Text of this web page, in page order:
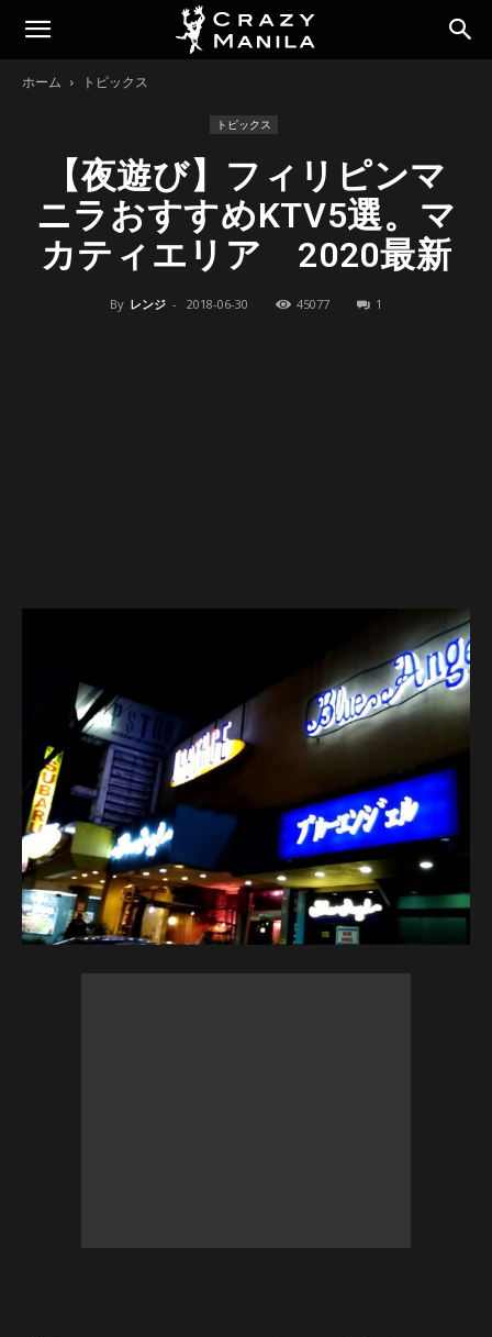
ホーム トピックス
トピックス
【夜遊び】フィリピンマ
ニラおすすめKTV5選。マ
カティエリア 2020最新
By レンジ - 2018-06-30 45077 1